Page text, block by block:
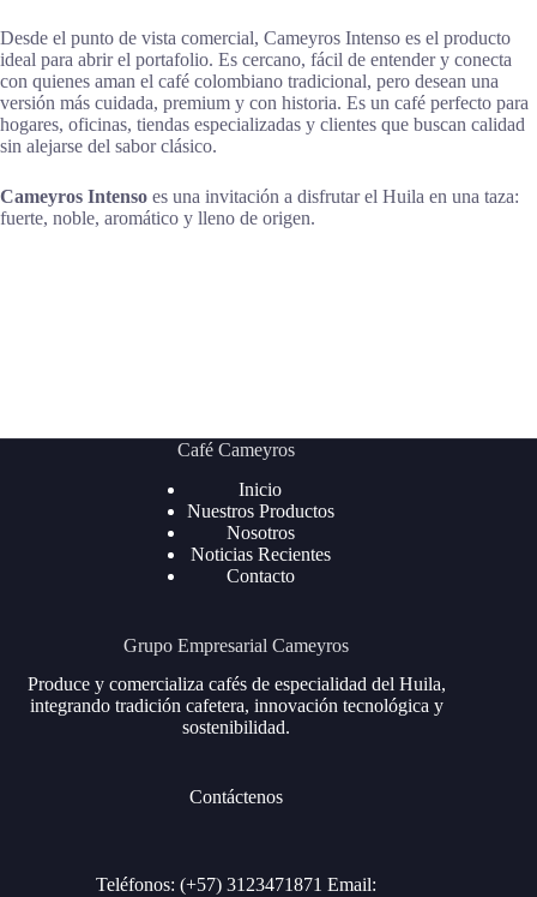
Desde el punto de vista comercial, Cameyros Intenso es el producto
ideal para abrir el portafolio. Es cercano, fácil de entender y conecta
con quienes aman el café colombiano tradicional, pero desean una
versión más cuidada, premium y con historia. Es un café perfecto para
hogares, oficinas, tiendas especializadas y clientes que buscan calidad
sin alejarse del sabor clásico.
Cameyros Intenso es una invitación a disfrutar el Huila en una taza:
fuerte, noble, aromático y lleno de origen.
Café Cameyros
Inicio
Nuestros Productos
Nosotros
Noticias Recientes
Contacto
Grupo Empresarial Cameyros
Produce y comercializa cafés de especialidad del Huila,
integrando tradición cafetera, innovación tecnológica y
sostenibilidad.
Contáctenos
Teléfonos: (+57) 3123471871 Email: